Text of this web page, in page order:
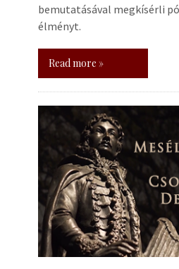
bemutatásával megkísérli
élményt.
Read more »